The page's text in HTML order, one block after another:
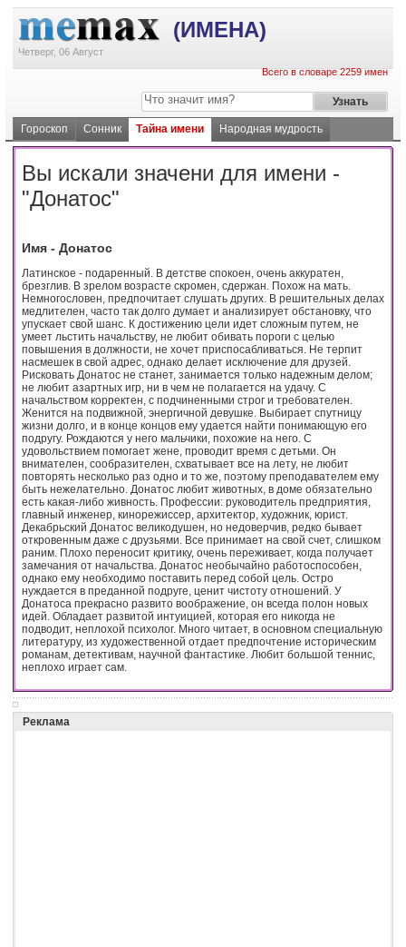
(ИМЕНА)
Четверг, 06 Август
Всего в словаре 2259 имен
Гороскоп Сонник Тайна имени Народная мудрость
Вы искали значени для имени -
"Донатос"
Имя - Донатос
Латинское - подаренный. В детстве спокоен, очень аккуратен,
брезглив. В зрелом возрасте скромен, сдержан. Похож на мать.
Немногословен, предпочитает слушать других. В решительных делах
медлителен, часто так долго думает и анализирует обстановку, что
упускает свой шанс. К достижению цели идет сложным путем, не
умеет льстить начальству, не любит обивать пороги с целью
повышения в должности, не хочет приспосабливаться. Не терпит
насмешек в свой адрес, однако делает исключение для друзей.
Рисковать Донатос не станет, занимается только надежным делом;
не любит азартных игр, ни в чем не полагается на удачу. С
начальством корректен, с подчиненными строг и требователен.
Женится на подвижной, энергичной девушке. Выбирает спутницу
жизни долго, и в конце концов ему удается найти понимающую его
подругу. Рождаются у него мальчики, похожие на него. С
удовольствием помогает жене, проводит время с детьми. Он
внимателен, сообразителен, схватывает все на лету, не любит
повторять несколько раз одно и то же, поэтому преподавателем ему
быть нежелательно. Донатос любит животных, в доме обязательно
есть какая-либо живность. Профессии: руководитель предприятия,
главный инженер, кинорежиссер, архитектор, художник, юрист.
Декабрьский Донатос великодушен, но недоверчив, редко бывает
откровенным даже с друзьями. Все принимает на свой счет, слишком
раним. Плохо переносит критику, очень переживает, когда получает
замечания от начальства. Донатос необычайно работоспособен,
однако ему необходимо поставить перед собой цель. Остро
нуждается в преданной подруге, ценит чистоту отношений. У
Донатоса прекрасно развито воображение, он всегда полон новых
идей. Обладает развитой интуицией, которая его никогда не
подводит, неплохой психолог. Много читает, в основном специальную
литературу, из художественной отдает предпочтение историческим
романам, детективам, научной фантастике. Любит большой теннис,
неплохо играет сам.
Реклама